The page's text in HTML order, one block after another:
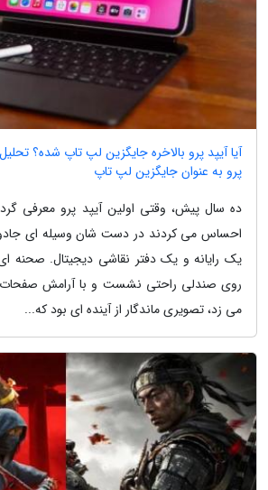
آیا آیپد پرو بالاخره جایگزین لپ تاپ شده؟
پرو به عنوان جایگزین لپ تاپ
ده سال پیش، وقتی اولین آیپد پرو معرفی
احساس می کردند در دست شان وسیله ای
یک رایانه و یک دفتر نقاشی دیجیتال. صحنه
روی صندلی راحتی نشست و با آرامش صفحات
می زد، تصویری ماندگار از آینده ای بود که...